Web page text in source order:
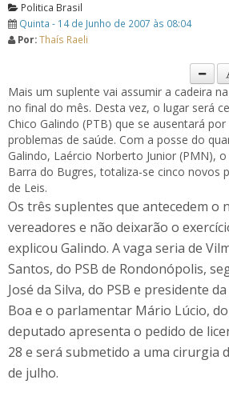
Politica Brasil
Quinta - 14 de Junho de 2007 às 08:04
Por:Thaís Raeli
Mais um suplente vai assumir a cadeira
no final do mês. Desta vez, o lugar será
Chico Galindo (PTB) que se ausentará
problemas de saúde. Com a posse do
Galindo, Laércio Norberto Junior (PMN), o
Barra do Bugres, totaliza-se cinco novos
de Leis.
Os três suplentes que antecedem o
vereadores e não deixarão o
explicou Galindo. A vaga seria de
Santos, do PSB de Rondonópolis,
José da Silva, do PSB e presidente
Boa e o parlamentar Mário Lúcio, do
deputado apresenta o pedido de
28 e será submetido a uma cirurgia
de julho.